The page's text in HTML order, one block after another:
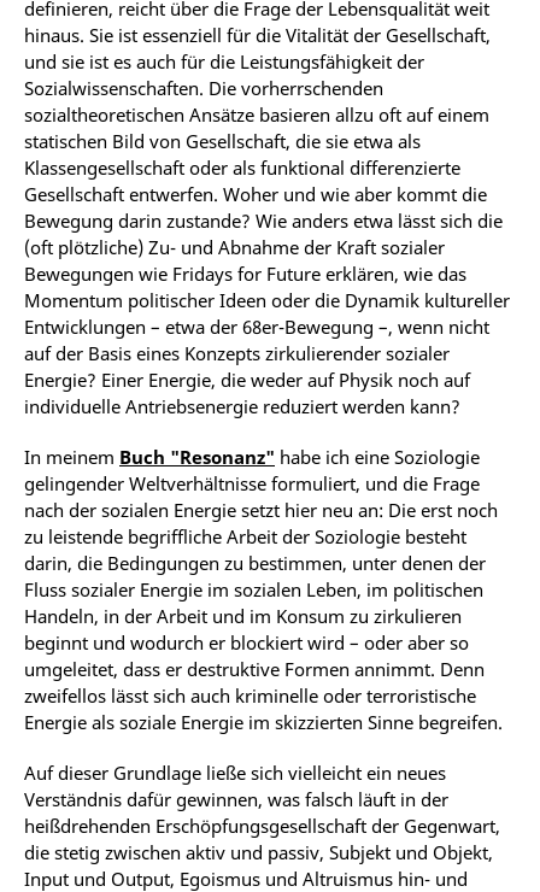
definieren, reicht über die Frage der Lebensqualität weit
hinaus. Sie ist essenziell für die Vitalität der Gesellschaft,
und sie ist es auch für die Leistungsfähigkeit der
Sozialwissenschaften. Die vorherrschenden
sozialtheoretischen Ansätze basieren allzu oft auf einem
statischen Bild von Gesellschaft, die sie etwa als
Klassengesellschaft oder als funktional differenzierte
Gesellschaft entwerfen. Woher und wie aber kommt die
Bewegung darin zustande? Wie anders etwa lässt sich die
(oft plötzliche) Zu- und Abnahme der Kraft sozialer
Bewegungen wie Fridays for Future erklären, wie das
Momentum politischer Ideen oder die Dynamik kultureller
Entwicklungen – etwa der 68er-Bewegung –, wenn nicht
auf der Basis eines Konzepts zirkulierender sozialer
Energie? Einer Energie, die weder auf Physik noch auf
individuelle Antriebsenergie reduziert werden kann?
In meinem Buch "Resonanz" habe ich eine Soziologie
gelingender Weltverhältnisse formuliert, und die Frage
nach der sozialen Energie setzt hier neu an: Die erst noch
zu leistende begriffliche Arbeit der Soziologie besteht
darin, die Bedingungen zu bestimmen, unter denen der
Fluss sozialer Energie im sozialen Leben, im politischen
Handeln, in der Arbeit und im Konsum zu zirkulieren
beginnt und wodurch er blockiert wird – oder aber so
umgeleitet, dass er destruktive Formen annimmt. Denn
zweifellos lässt sich auch kriminelle oder terroristische
Energie als soziale Energie im skizzierten Sinne begreifen.
Auf dieser Grundlage ließe sich vielleicht ein neues
Verständnis dafür gewinnen, was falsch läuft in der
heißdrehenden Erschöpfungsgesellschaft der Gegenwart,
die stetig zwischen aktiv und passiv, Subjekt und Objekt,
Input und Output, Egoismus und Altruismus hin- und